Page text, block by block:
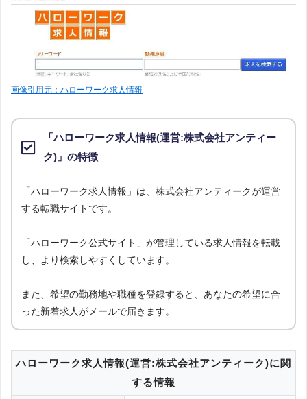
画像引用元：ハローワーク求人情報
「ハローワーク求人情報(運営:株式会社アンティー
ク)」の特徴
「ハローワーク求人情報」は、株式会社アンティークが運営
する転職サイトです。
「ハローワーク公式サイト」が管理している求人情報を転載
し、より検索しやすくしています。
また、希望の勤務地や職種を登録すると、あなたの希望に合
った新着求人がメールで届きます。
ハローワーク求人情報(運営:株式会社アンティーク)に関
する情報